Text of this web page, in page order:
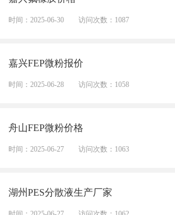
时间：2025-06-30 访问次数：1087
嘉兴FEP微粉报价
时间：2025-06-28 访问次数：1058
舟山FEP微粉价格
时间：2025-06-27 访问次数：1063
湖州PES分散液生产厂家